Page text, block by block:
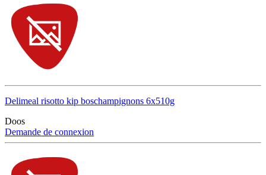
Delimeal risotto kip boschampignons 6x510g
Doos
Demande de connexion